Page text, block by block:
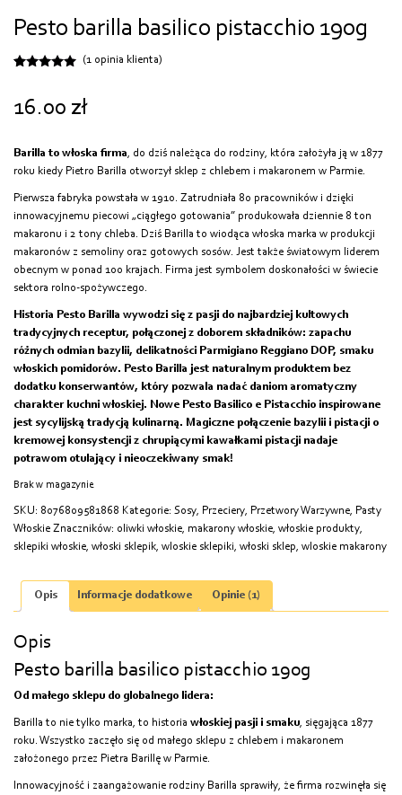
Pesto barilla basilico pistacchio 190g
na
podstawie
(1opinia klienta)
16.00 zł
Barilla to włoska firma, do dziś należąca do rodziny, która założyła ją w 1877
roku kiedy Pietro Barilla otworzył sklep z chlebem i makaronem w Parmie.
Pierwsza fabryka powstała w 1910. Zatrudniała 80 pracowników i dzięki
innowacyjnemu piecowi „ciągłego gotowania” produkowała dziennie 8 ton
makaronu i 2 tony chleba. Dziś Barilla to wiodąca włoska marka w produkcji
makaronów z semoliny oraz gotowych sosów. Jest także światowym liderem
obecnym w ponad 100 krajach. Firma jest symbolem doskonałości w świecie
sektora rolno-spożywczego.
Historia Pesto Barilla wywodzi się z pasji do najbardziej kultowych
tradycyjnych receptur, połączonej z doborem składników: zapachu
różnych odmian bazylii, delikatności Parmigiano Reggiano DOP, smaku
włoskich pomidorów. Pesto Barilla jest naturalnym produktem bez
dodatku konserwantów, który pozwala nadać daniom aromatyczny
charakter kuchni włoskiej. Nowe Pesto Basilico e Pistacchio inspirowane
jest sycylijską tradycją kulinarną. Magiczne połączenie bazylii i pistacji o
kremowej konsystencji z chrupiącymi kawałkami pistacji nadaje
potrawom otulający i nieoczekiwany smak!
Brak w magazynie
SKU: 8076809581868 Kategorie: Sosy, Przeciery, Przetwory Warzywne, Pasty
Włoskie Znaczników: oliwki włoskie, makarony włoskie, włoskie produkty,
sklepiki włoskie, włoski sklepik, wloskie sklepiki, włoski sklep, wloskie makarony
Opis Informacje dodatkowe Opinie (1)
Opis
Pesto barilla basilico pistacchio 190g
Od małego sklepu do globalnego lidera:
Barilla to nie tylko marka, to historia włoskiej pasji i smaku, sięgająca 1877
roku. Wszystko zaczęło się od małego sklepu z chlebem i makaronem
założonego przez Pietra Barillę w Parmie.
Innowacyjność i zaangażowanie rodziny Barilla sprawiły, że firma rozwinęła się